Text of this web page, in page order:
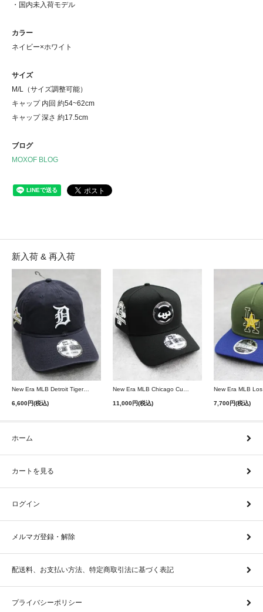
・国内未入荷モデル
カラー
ネイビー×ホワイト
サイズ
M/L（サイズ調整可能）
キャップ 内回 約54~62cm
キャップ 深さ 約17.5cm
ブログ
MOXOF BLOG
新入荷 & 再入荷
New Era MLB Detroit Tigers Postseason 9Twenty Strapback Cap - Navy
6,600円(税込) 11,000円(税込) 7,700円(税込)
ホーム
カートを見る
ログイン
メルマガ登録・解除
配送料、お支払い方法、特定商取引法に基づく表記
プライバシーポリシー